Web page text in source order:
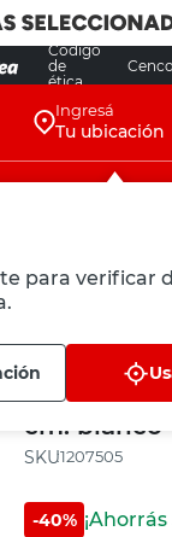
Código
de
ética
Ingresá
Tu ubicación
para verificar
M+Design
Persiana
cm. blanco
:1207505
-40% ¡Ahorrás